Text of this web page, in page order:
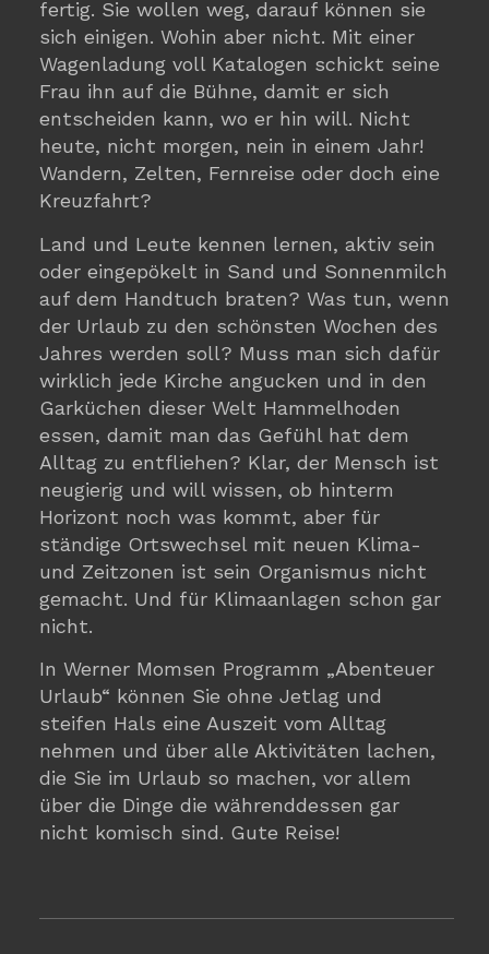
fertig. Sie wollen weg, darauf können sie
sich einigen. Wohin aber nicht. Mit einer
Wagenladung voll Katalogen schickt seine
Frau ihn auf die Bühne, damit er sich
entscheiden kann, wo er hin will. Nicht
heute, nicht morgen, nein in einem Jahr!
Wandern, Zelten, Fernreise oder doch eine
Kreuzfahrt?
Land und Leute kennen lernen, aktiv sein
oder eingepökelt in Sand und Sonnenmilch
auf dem Handtuch braten? Was tun, wenn
der Urlaub zu den schönsten Wochen des
Jahres werden soll? Muss man sich dafür
wirklich jede Kirche angucken und in den
Garküchen dieser Welt Hammelhoden
essen, damit man das Gefühl hat dem
Alltag zu entfliehen? Klar, der Mensch ist
neugierig und will wissen, ob hinterm
Horizont noch was kommt, aber für
ständige Ortswechsel mit neuen Klima-
und Zeitzonen ist sein Organismus nicht
gemacht. Und für Klimaanlagen schon gar
nicht.
In Werner Momsen Programm „Abenteuer
Urlaub“ können Sie ohne Jetlag und
steifen Hals eine Auszeit vom Alltag
nehmen und über alle Aktivitäten lachen,
die Sie im Urlaub so machen, vor allem
über die Dinge die währenddessen gar
nicht komisch sind. Gute Reise!